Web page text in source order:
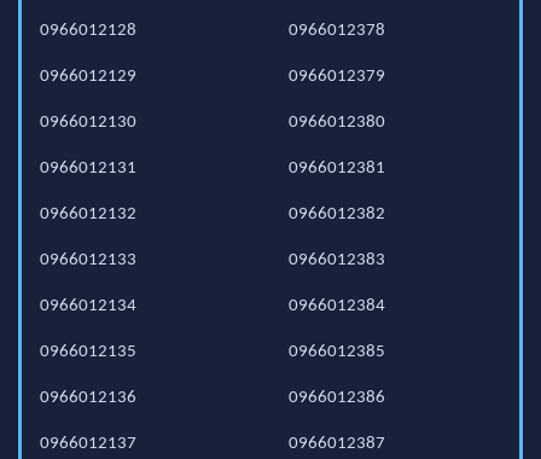
0966012128
0966012129
0966012130
0966012131
0966012132
0966012133
0966012134
0966012135
0966012136
0966012137
0966012378
0966012379
0966012380
0966012381
0966012382
0966012383
0966012384
0966012385
0966012386
0966012387